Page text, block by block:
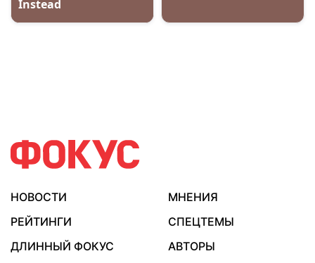
НОВОСТИ
МНЕНИЯ
РЕЙТИНГИ
СПЕЦТЕМЫ
ДЛИННЫЙ ФОКУС
АВТОРЫ